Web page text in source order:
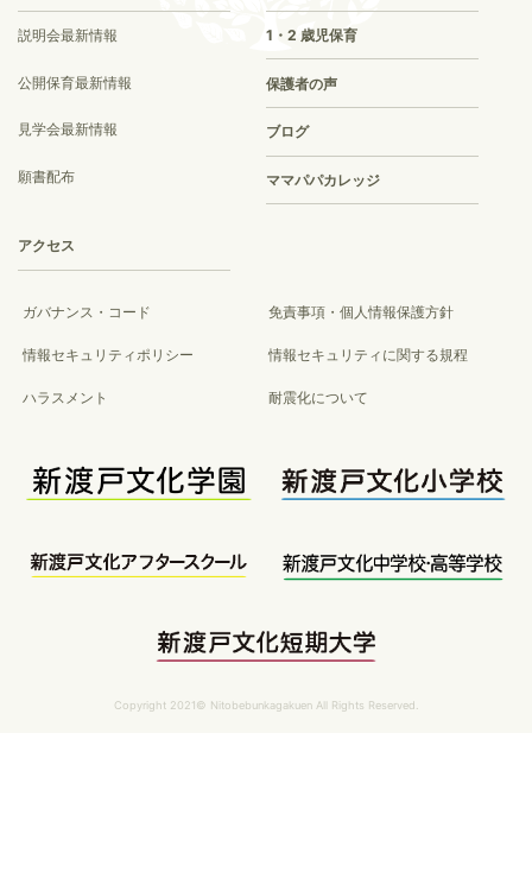
説明会最新情報
公開保育最新情報
見学会最新情報
願書配布
1・2 歳児保育
保護者の声
ブログ
ママパパカレッジ
アクセス
ガバナンス・コード 免責事項・個人情報保護方針
情報セキュリティポリシー 情報セキュリティに関する規程
ハラスメント 耐震化について
Copyright 2021© Nitobebunkagakuen All Rights Reserved.